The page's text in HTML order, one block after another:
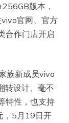
版本，
官网、官方
合作门店开启
族新成员vivo
转设计、毫不
特性，也支持
，5月19日开